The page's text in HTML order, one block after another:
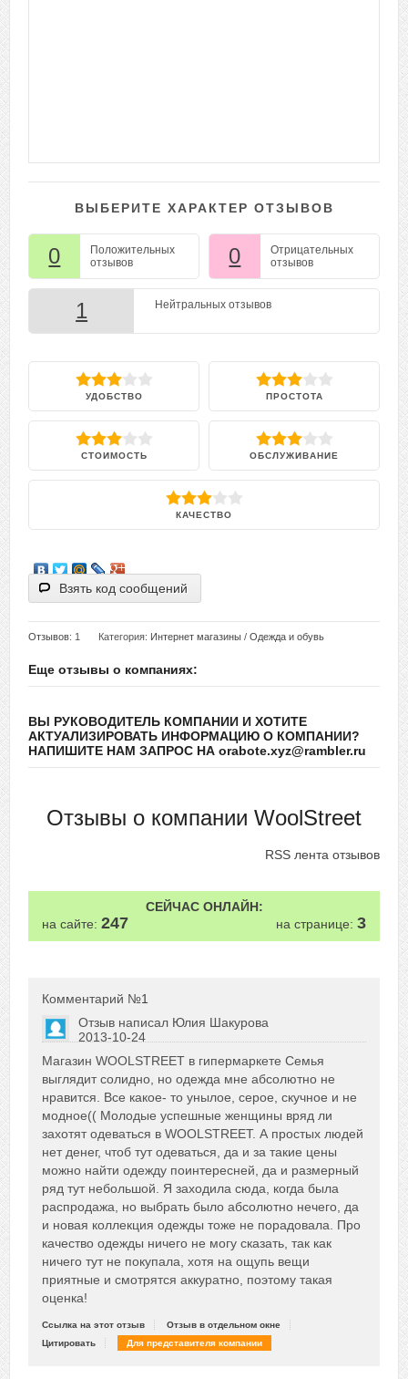
ВЫБЕРИТЕ ХАРАКТЕР ОТЗЫВОВ
0
Положительных
отзывов
0
Отрицательных
отзывов
1 Нейтральных отзывов
УДОБСТВО ПРОСТОТА
СТОИМОСТЬ ОБСЛУЖИВАНИЕ
КАЧЕСТВО
Взять код сообщений
Отзывов: 1 Категория: Интернет магазины / Одежда и обувь
Еще отзывы о компаниях:
ВЫ РУКОВОДИТЕЛЬ КОМПАНИИ И ХОТИТЕ
АКТУАЛИЗИРОВАТЬ ИНФОРМАЦИЮ О КОМПАНИИ?
НАПИШИТЕ НАМ ЗАПРОС НА orabote.xyz@rambler.ru
Отзывы о компании WoolStreet
RSS лента отзывов
СЕЙЧАС ОНЛАЙН:
на сайте: 247 на странице: 3
Комментарий №1
Отзыв написал Юлия Шакурова
2013-10-24
+1
Сказать друзьям об отзыве
Магазин WOOLSTREET в гипермаркете Семья
выглядит солидно, но одежда мне абсолютно не
нравится. Все какое- то унылое, серое, скучное и не
модное(( Молодые успешные женщины вряд ли
захотят одеваться в WOOLSTREET. А простых людей
нет денег, чтоб тут одеваться, да и за такие цены
можно найти одежду поинтересней, да и размерный
ряд тут небольшой. Я заходила сюда, когда была
распродажа, но выбрать было абсолютно нечего, да
и новая коллекция одежды тоже не порадовала. Про
качество одежды ничего не могу сказать, так как
ничего тут не покупала, хотя на ощупь вещи
приятные и смотрятся аккуратно, поэтому такая
оценка!
Ссылка на этот отзыв
Отзыв в отдельном окне
Цитировать
Для представителя компании